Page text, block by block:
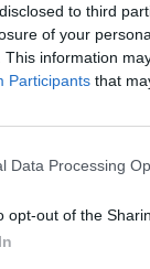
to third
of your
This information
Participants that
Data Processing
opt-out of the
Madrid,Esther
la realidad
atendida".
y una